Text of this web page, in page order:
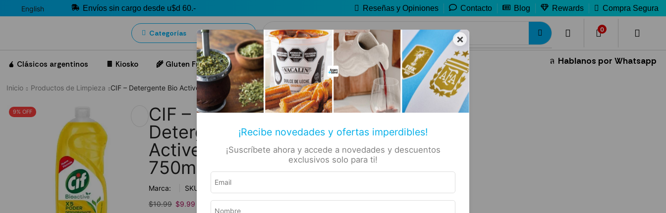
×
¡Recibe novedades y ofertas imperdibles!
¡Suscríbete ahora y accede a novedades y descuentos
exclusivos solo para ti!
English Envíos sin cargo desde u$d 60.- Reseñas y Opiniones Contacto Blog Rewards Compra Segura
Categorías 🔥 Alfajores y Golosinas 0 0
🧉 Clásicos argentinos 🍫 Kiosko 🌾 Gluten Free ✡ Koshers 📚 Libros 🏷️ Todas las categorías Hablanos por Whatsapp
Inicio Productos de Limpieza CIF – Detergente Bio Active Limón 750ml
9% OFF
CIF –
Detergente Bio
Active Limón
750ml
Marca: SKU:
$10.99 $9.99
Producto elegible para envío gratis
Este producto suma 1 Rewards
Compra segura
Experiencia de compra garantizada
NUEVO PRODUCTO